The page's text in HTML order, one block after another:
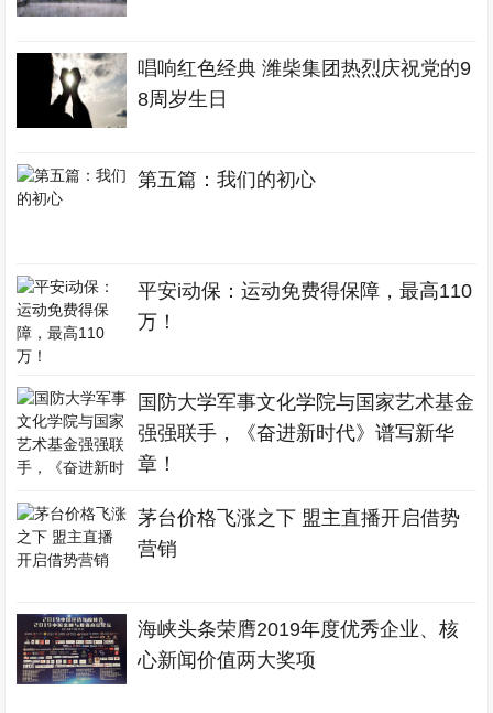
唱响红色经典 潍柴集团热烈庆祝党的9
8周岁生日
第五篇：我们的初心
平安i动保：运动免费得保障，最高110
万！
国防大学军事文化学院与国家艺术基金
强强联手，《奋进新时代》谱写新华
章！
茅台价格飞涨之下 盟主直播开启借势
营销
海峡头条荣膺2019年度优秀企业、核
心新闻价值两大奖项